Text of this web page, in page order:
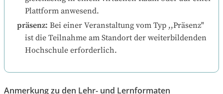
Plattform anwesend.
präsenz: Bei einer Veranstaltung vom Typ ,,Präsenz"
ist die Teilnahme am Standort der weiterbildenden
Hochschule erforderlich.
Anmerkung zu den Lehr- und Lernformaten